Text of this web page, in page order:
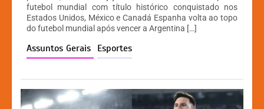
s
A
p
e
b
o
k
s
e
n
er
y
Li
n
futebol mundial com título histórico conquistado nos
Estados Unidos, México e Canadá Espanha volta ao topo
do futebol mundial após vencer a Argentina […]
Assuntos Gerais Esportes